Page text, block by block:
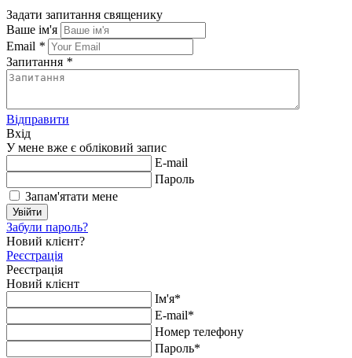
Задати запитання священику
Ваше ім'я
Email *
Запитання *
Відправити
Вхід
У мене вже є обліковий запис
E-mail
Пароль
Запам'ятати мене
Увійти
Забули пароль?
Новий клієнт?
Реєстрація
Реєстрація
Новий клієнт
Ім'я*
E-mail*
Номер телефону
Пароль*